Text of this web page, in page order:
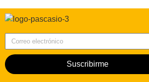
Suscribirme